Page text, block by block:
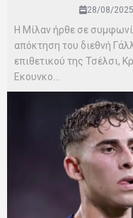
28/08/2025
Η Μίλαν ήρθε σε
απόκτηση του διεθνή
επιθετικού της Τσέλσι,
Εκουνκο...